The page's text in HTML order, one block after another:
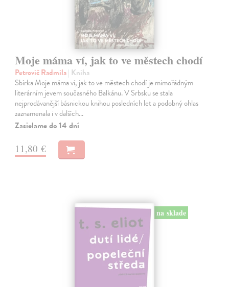
Moje máma ví, jak to ve městech chodí
Petrovič Radmila| Kniha
Sbírka Moje máma ví, jak to ve městech chodí je mimořádným
literárním jevem současného Balkánu. V Srbsku se stala
nejprodávanější básnickou knihou posledních let a podobný ohlas
zaznamenala i v dalších…
Zasielame do 14 dní
11,80 €
na sklade